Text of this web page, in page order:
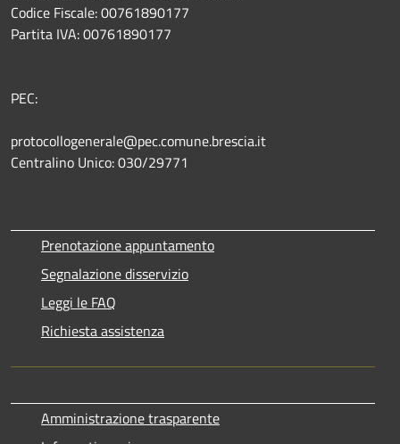
Codice Fiscale: 00761890177
Partita IVA: 00761890177
PEC:
protocollogenerale@pec.comune.brescia.it
Centralino Unico: 030/29771
Prenotazione appuntamento
Segnalazione disservizio
Leggi le FAQ
Richiesta assistenza
Amministrazione trasparente